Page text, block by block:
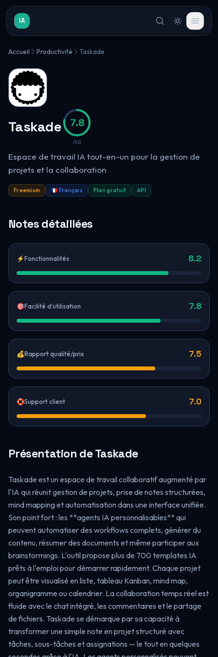
IA
Accueil Productivité Taskade
Taskade 7.8
/10
Espace de travail IA tout-en-un pour la gestion de
projets et la collaboration
Freemium 🇫🇷 Français Plan gratuit API
Notes détaillées
⚡Fonctionnalités 8.2
🎯Facilité d'utilisation 7.8
💰Rapport qualité/prix 7.5
🛟Support client 7.0
Présentation de Taskade
Taskade est un espace de travail collaboratif augmenté par
l'IA qui réunit gestion de projets, prise de notes structurées,
mind mapping et automatisation dans une interface unifiée.
Son point fort : les **agents IA personnalisables** qui
peuvent automatiser des workflows complets, générer du
contenu, résumer des documents et même participer aux
brainstormings. L'outil propose plus de 700 templates IA
prêts à l'emploi pour démarrer rapidement. Chaque projet
peut être visualisé en liste, tableau Kanban, mind map,
organigramme ou calendrier. La collaboration temps réel est
fluide avec le chat intégré, les commentaires et le partage
de fichiers. Taskade se démarque par sa capacité à
transformer une simple note en projet structuré avec
tâches, sous-tâches et assignations — le tout en quelques